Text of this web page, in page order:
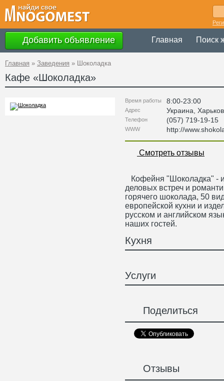
Добавить объявление Главная Поиск
Главная » Заведения » Шоколадка
Кафе «Шоколадка»
Время работы 8:00-23:00
Адрес Украина
Телефон (057) 719-19-15
WWW http://
Смотреть отзывы
Кофейня "Шоколадка" -
деловых встреч и
горячего шоколада, 50
европейской кухни и
русском и английском
наших гостей.
Кухня
Услуги
Поделиться
Отзывы